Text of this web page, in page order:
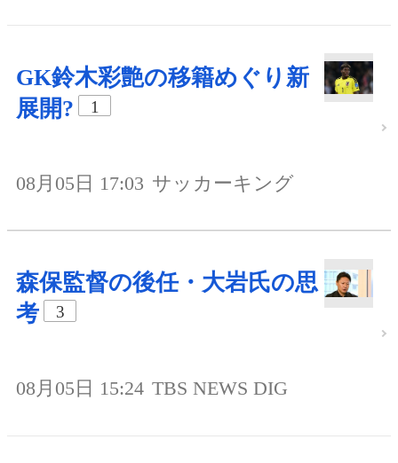
GK鈴木彩艶の移籍めぐり新
展開?
1
08月05日 17:03 サッカーキング
森保監督の後任・大岩氏の思
考
3
08月05日 15:24 TBS NEWS DIG